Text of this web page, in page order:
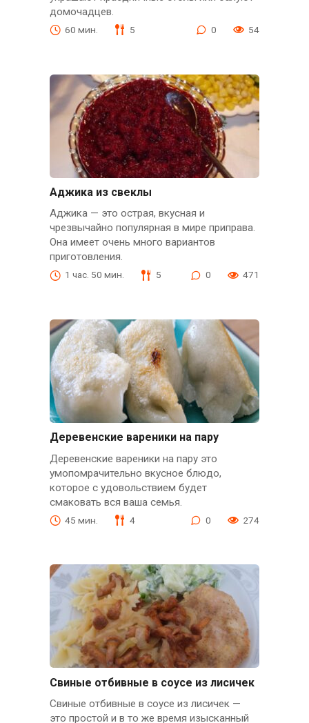
домочадцев.
60 мин. 5 0 54
Аджика из свеклы
Аджика — это острая, вкусная и
чрезвычайно популярная в мире приправа.
Она имеет очень много вариантов
приготовления.
1 час. 50 мин. 5 0 471
Деревенские вареники на пару
Деревенские вареники на пару это
умопомрачительно вкусное блюдо,
которое с удовольствием будет
смаковать вся ваша семья.
45 мин. 4 0 274
Свиные отбивные в соусе из лисичек
Свиные отбивные в соусе из лисичек —
это простой и в то же время изысканный